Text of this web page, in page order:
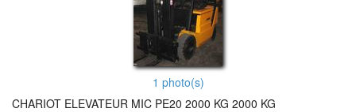
1 photo(s)
CHARIOT ELEVATEUR MIC PE20 2000 KG 2000 KG